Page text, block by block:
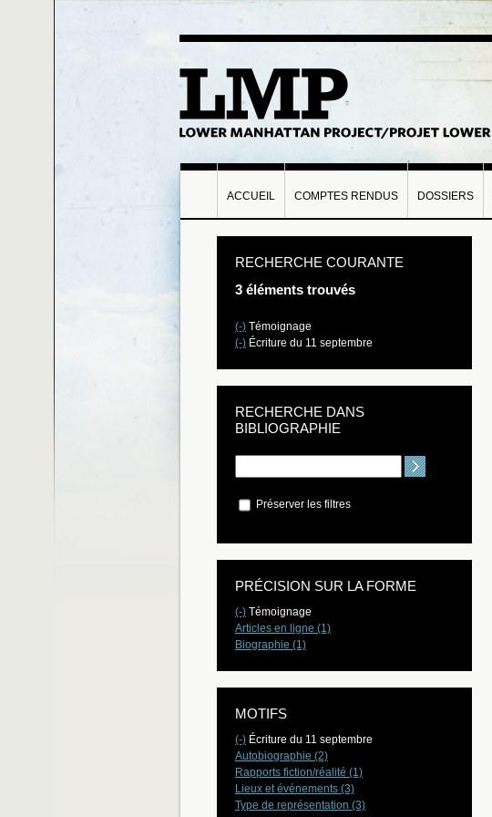
ACCUEIL COMPTES RENDUS DOSSIERS
RECHERCHE COURANTE
3 éléments trouvés
(-) Témoignage
(-) Écriture du 11 septembre
RECHERCHE DANS
BIBLIOGRAPHIE
Préserver les filtres
PRÉCISION SUR LA FORME
(-) Témoignage
Articles en ligne (1)
Biographie (1)
MOTIFS
(-) Écriture du 11 septembre
Autobiographie (2)
Rapports fiction/réalité (1)
Lieux et événements (3)
Type de représentation (3)